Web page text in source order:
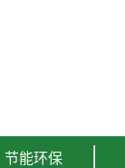
节能环保